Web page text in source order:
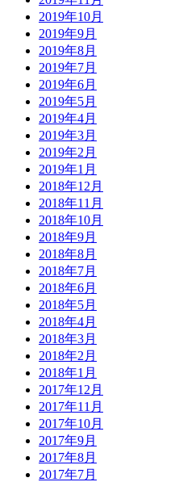
2019年10月
2019年9月
2019年8月
2019年7月
2019年6月
2019年5月
2019年4月
2019年3月
2019年2月
2019年1月
2018年12月
2018年11月
2018年10月
2018年9月
2018年8月
2018年7月
2018年6月
2018年5月
2018年4月
2018年3月
2018年2月
2018年1月
2017年12月
2017年11月
2017年10月
2017年9月
2017年8月
2017年7月